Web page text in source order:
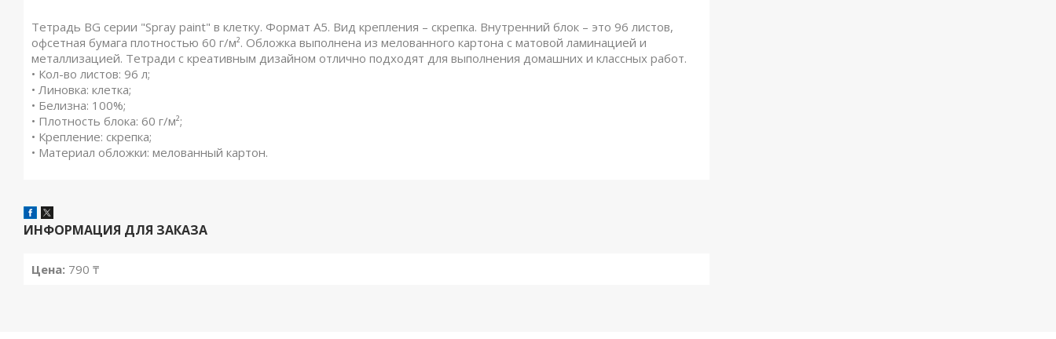
Тетрадь BG серии "Spray paint" в клетку. Формат А5. Вид крепления – скрепка. Внутренний блок – это 96 листов,
офсетная бумага плотностью 60 г/м². Обложка выполнена из мелованного картона с матовой ламинацией и
металлизацией. Тетради с креативным дизайном отлично подходят для выполнения домашних и классных работ.
• Кол-во листов: 96 л;
• Линовка: клетка;
• Белизна: 100%;
• Плотность блока: 60 г/м²;
• Крепление: скрепка;
• Материал обложки: мелованный картон.
ИНФОРМАЦИЯ ДЛЯ ЗАКАЗА
Цена: 790 ₸